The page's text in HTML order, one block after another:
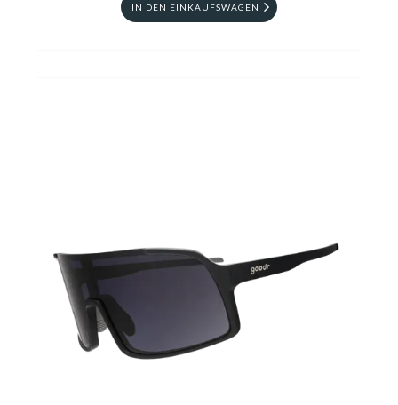
IN DEN EINKAUFSWAGEN